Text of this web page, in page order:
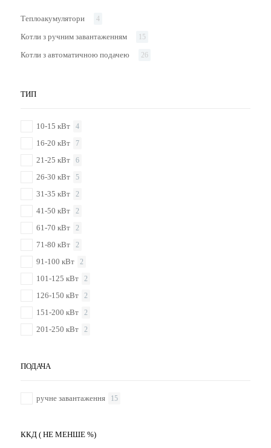
Теплоакумулятори 4
Котли з ручним завантаженням 15
Котли з автоматичною подачею 26
ТИП
10-15 кВт 4
16-20 кВт 7
21-25 кВт 6
26-30 кВт 5
31-35 кВт 2
41-50 кВт 2
61-70 кВт 2
71-80 кВт 2
91-100 кВт 2
101-125 кВт 2
126-150 кВт 2
151-200 кВт 2
201-250 кВт 2
ПОДАЧА
ручне завантаження 15
ККД ( НЕ МЕНШЕ %)